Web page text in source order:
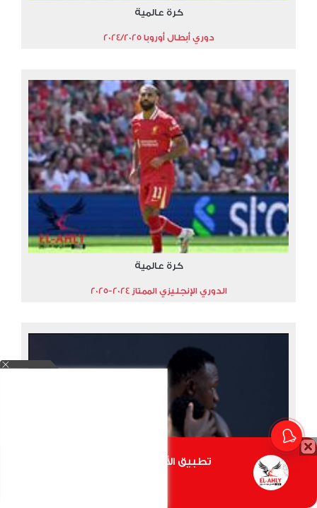
كرة عالمية
دوري أبطال أوروبا 2024/2025
كرة عالمية
الدوري الإنجليزي الممتاز 2024-2025
تطبيق الأهلي.كوم متاح الأن